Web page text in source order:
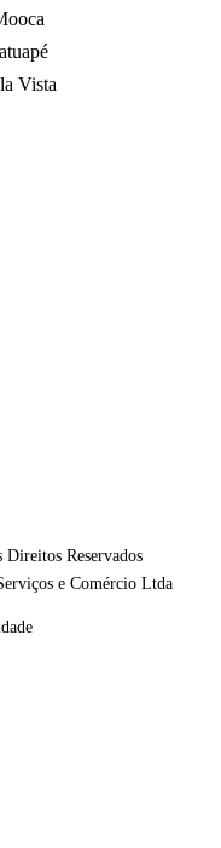
Vista
Direitos Reservados
e Comércio Ltda